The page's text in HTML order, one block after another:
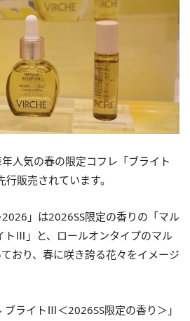
人気の春の限定コフレ「ブライト
販売されています。
2026」は2026SS限定の香りの「マル
トⅢ」と、ロールオンタイプのマル
おり、春に咲き誇る花々をイメージ
ブライトⅢ＜2026SS限定の香り＞」